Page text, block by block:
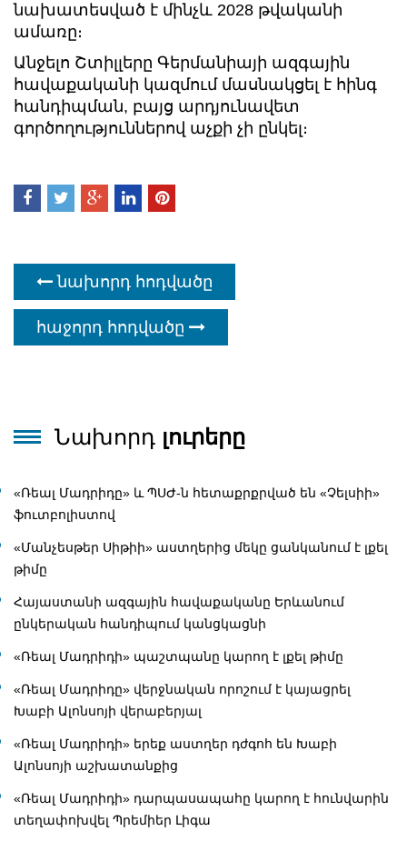
նախատեսված է մինչև 2028 թվականի
ամառը։
Անջելո Շտիլլերը Գերմանիայի ազգային
հավաքականի կազմում մասնակցել է հինգ
հանդիպման, բայց արդյունավետ
գործողություններով աչքի չի ընկել։
նախորդ հոդվածը
հաջորդ հոդվածը
Նախորդ լուրերը
«Ռեալ Մադրիդը» և ՊՍԺ-ն հետաքրքրված են «Չելսիի»
ֆուտբոլիստով
«Մանչեսթեր Սիթիի» աստղերից մեկը ցանկանում է լքել
թիմը
Հայաստանի ազգային հավաքականը Երևանում
ընկերական հանդիպում կանցկացնի
«Ռեալ Մադրիդի» պաշտպանը կարող է լքել թիմը
«Ռեալ Մադրիդը» վերջնական որոշում է կայացրել
Խաբի Ալոնսոյի վերաբերյալ
«Ռեալ Մադրիդի» երեք աստղեր դժգոհ են Խաբի
Ալոնսոյի աշխատանքից
«Ռեալ Մադրիդի» դարպասապահը կարող է հունվարին
տեղափոխվել Պրեմիեր Լիգա